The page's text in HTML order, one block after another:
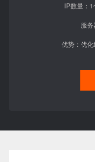
IP数量：1
服
优势：优